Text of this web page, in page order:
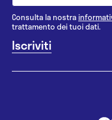
Consulta la nostra
trattamento dei tuoi dati.